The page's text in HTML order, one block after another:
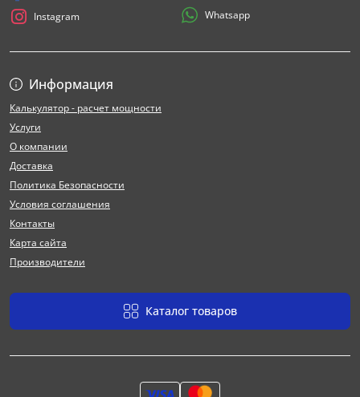
Информация
Калькулятор - расчет мощности
Услуги
О компании
Доставка
Политика Безопасности
Условия соглашения
Контакты
Карта сайта
Производители
Каталог товаров
Instagram
Whatsapp